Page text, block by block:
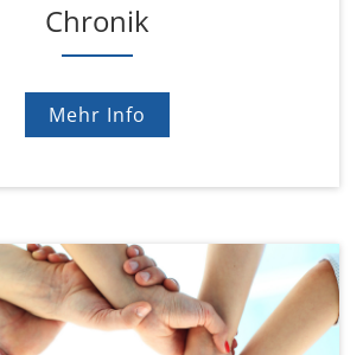
Chronik
Mehr Info